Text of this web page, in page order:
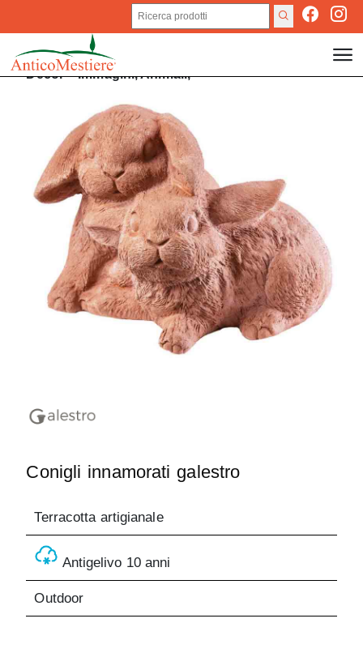
Decor>Immagini,Animali,
Conigli innamorati galestro
Terracotta artigianale
Antigelivo 10 anni
Outdoor